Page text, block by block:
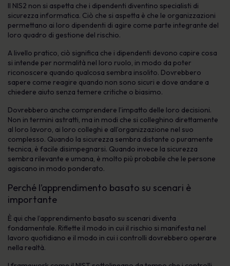
Il NIS2 non si aspetta che i dipendenti diventino specialisti di
sicurezza informatica. Ciò che si aspetta è che le organizzazioni
permettano ai loro dipendenti di agire come parte integrante del
loro quadro di gestione del rischio.
A livello pratico, ciò significa che i dipendenti devono capire cosa
si intende per normalità nel loro ruolo, in modo da poter
riconoscere quando qualcosa sembra insolito. Dovrebbero
sapere come reagire quando non sono sicuri e dove andare a
chiedere aiuto senza temere critiche o biasimo.
Dovrebbero anche comprendere l’impatto delle loro decisioni.
Non in termini astratti, ma in modi che si colleghino direttamente
al loro lavoro, ai loro colleghi e all’organizzazione nel suo
complesso. Quando la sicurezza sembra distante o puramente
tecnica, è facile disimpegnarsi. Quando invece la sicurezza
sembra rilevante e umana, è molto più probabile che le persone
agiscano in modo ponderato.
Perché l’apprendimento basato su scenari è
importante
È qui che l’apprendimento basato su scenari diventa
fondamentale. Riflette il modo in cui il rischio si manifesta nel
lavoro quotidiano e il modo in cui i controlli dovrebbero operare
nella realtà.